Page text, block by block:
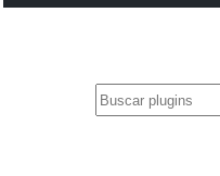
Buscar